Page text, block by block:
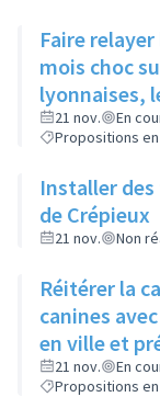
Faire
mois choc
lyonnaises,
d'accroche:
sa propreté"
21 nov.
En
Propositions
Installer
de Crépieux
21 nov. Non
Réitérer la
canines
en ville et
21 nov.
En
Propositions